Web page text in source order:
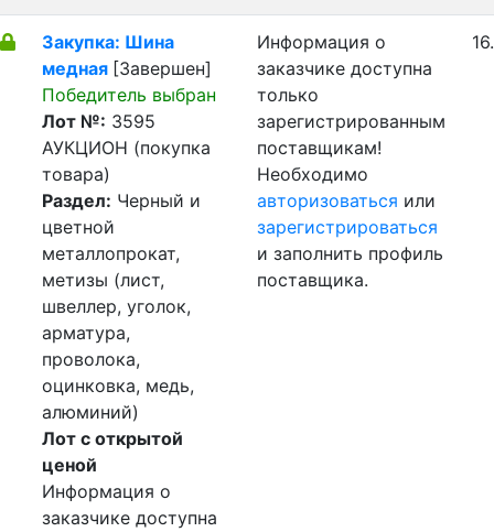
Закупка: Шина
медная [Завершен]
Победитель выбран
Лот №: 3595
АУКЦИОН (покупка
товара)
Раздел: Черный и
цветной
металлопрокат,
метизы (лист,
швеллер, уголок,
арматура,
проволока,
оцинковка, медь,
алюминий)
Лот с открытой
ценой
Информация о
заказчике доступна
Информация о
заказчике доступна
только
зарегистрированным
поставщикам!
Необходимо
авторизоваться или
зарегистрироваться
и заполнить профиль
поставщика.